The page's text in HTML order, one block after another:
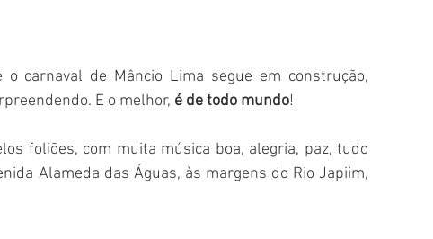
carnaval de Mâncio Lima segue em construção,
E o melhor, é de todo mundo!
foliões, com muita música boa, alegria, paz, tudo
Alameda das Águas, às margens do Rio Japiim,